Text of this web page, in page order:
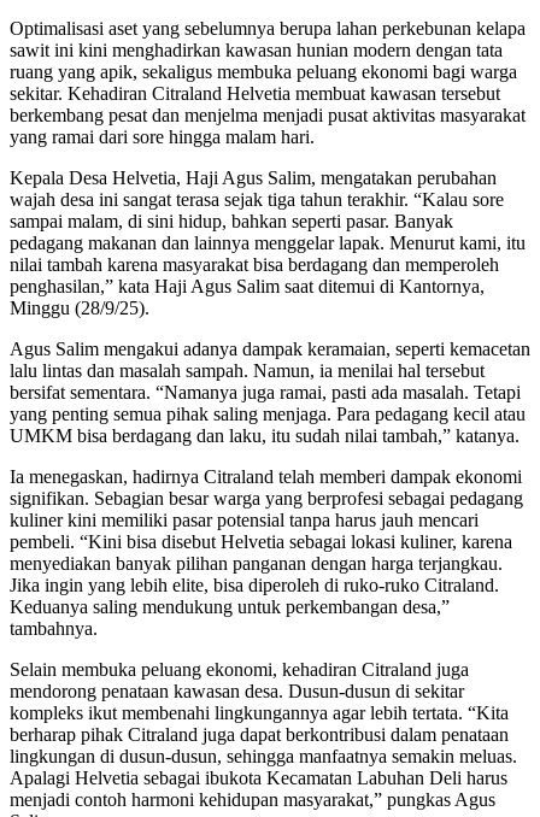
Optimalisasi aset yang sebelumnya berupa lahan perkebunan kelapa
sawit ini kini menghadirkan kawasan hunian modern dengan tata
ruang yang apik, sekaligus membuka peluang ekonomi bagi warga
sekitar. Kehadiran Citraland Helvetia membuat kawasan tersebut
berkembang pesat dan menjelma menjadi pusat aktivitas masyarakat
yang ramai dari sore hingga malam hari.
Kepala Desa Helvetia, Haji Agus Salim, mengatakan perubahan
wajah desa ini sangat terasa sejak tiga tahun terakhir. “Kalau sore
sampai malam, di sini hidup, bahkan seperti pasar. Banyak
pedagang makanan dan lainnya menggelar lapak. Menurut kami, itu
nilai tambah karena masyarakat bisa berdagang dan memperoleh
penghasilan,” kata Haji Agus Salim saat ditemui di Kantornya,
Minggu (28/9/25).
Agus Salim mengakui adanya dampak keramaian, seperti kemacetan
lalu lintas dan masalah sampah. Namun, ia menilai hal tersebut
bersifat sementara. “Namanya juga ramai, pasti ada masalah. Tetapi
yang penting semua pihak saling menjaga. Para pedagang kecil atau
UMKM bisa berdagang dan laku, itu sudah nilai tambah,” katanya.
Ia menegaskan, hadirnya Citraland telah memberi dampak ekonomi
signifikan. Sebagian besar warga yang berprofesi sebagai pedagang
kuliner kini memiliki pasar potensial tanpa harus jauh mencari
pembeli. “Kini bisa disebut Helvetia sebagai lokasi kuliner, karena
menyediakan banyak pilihan panganan dengan harga terjangkau.
Jika ingin yang lebih elite, bisa diperoleh di ruko-ruko Citraland.
Keduanya saling mendukung untuk perkembangan desa,”
tambahnya.
Selain membuka peluang ekonomi, kehadiran Citraland juga
mendorong penataan kawasan desa. Dusun-dusun di sekitar
kompleks ikut membenahi lingkungannya agar lebih tertata. “Kita
berharap pihak Citraland juga dapat berkontribusi dalam penataan
lingkungan di dusun-dusun, sehingga manfaatnya semakin meluas.
Apalagi Helvetia sebagai ibukota Kecamatan Labuhan Deli harus
menjadi contoh harmoni kehidupan masyarakat,” pungkas Agus